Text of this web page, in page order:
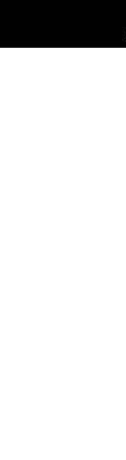
关注我们